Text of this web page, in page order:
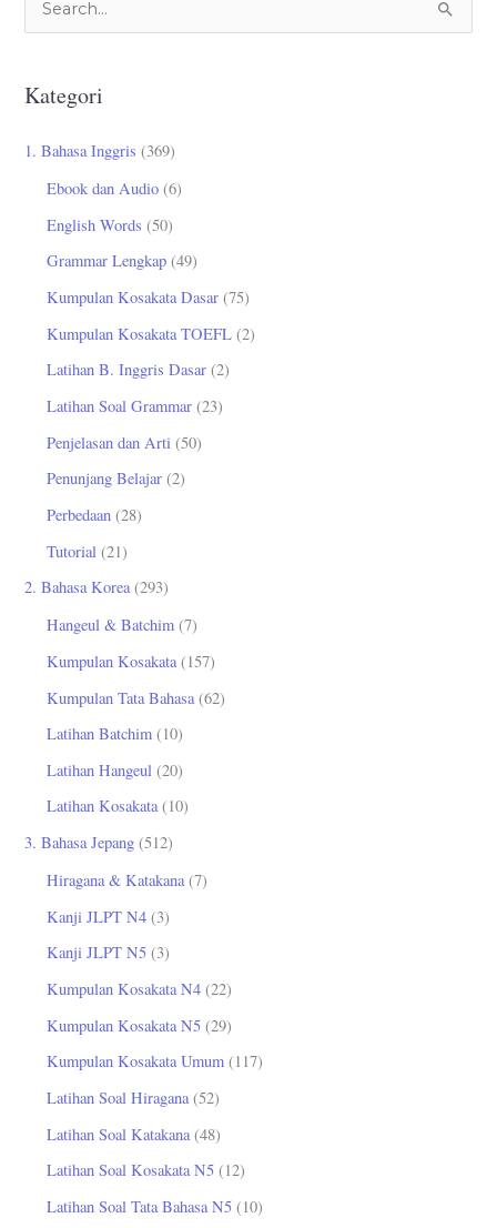
i
u
Kategori
1. Bahasa Inggris (369)
Ebook dan Audio (6)
English Words (50)
Grammar Lengkap (49)
Kumpulan Kosakata Dasar (75)
Kumpulan Kosakata TOEFL (2)
Latihan B. Inggris Dasar (2)
Latihan Soal Grammar (23)
Penjelasan dan Arti (50)
Penunjang Belajar (2)
Perbedaan (28)
Tutorial (21)
2. Bahasa Korea(293)
Hangeul & Batchim (7)
Kumpulan Kosakata(157)
Kumpulan Tata Bahasa (62)
Latihan Batchim (10)
Latihan Hangeul (20)
Latihan Kosakata(10)
3. Bahasa Jepang (512)
Hiragana & Katakana(7)
Kanji JLPT N4 (3)
Kanji JLPT N5 (3)
Kumpulan Kosakata N4 (22)
Kumpulan Kosakata N5 (29)
Kumpulan Kosakata Umum (117)
Latihan Soal Hiragana(52)
Latihan Soal Katakana (48)
Latihan Soal Kosakata N5 (12)
Latihan Soal Tata Bahasa N5 (10)